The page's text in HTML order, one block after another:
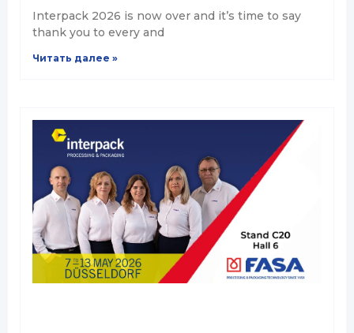
Interpack 2026 is now over and it’s time to say
thank you to every and
Читать далее »